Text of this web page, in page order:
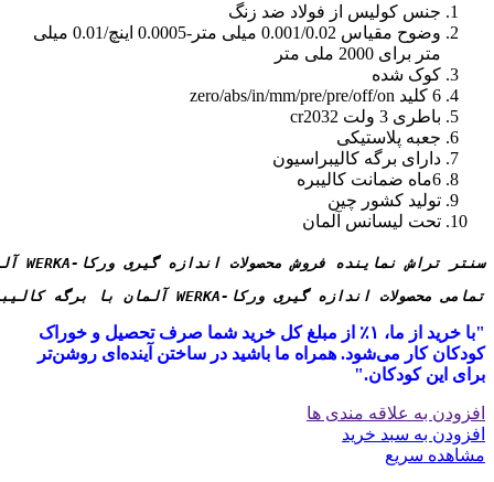
جنس کولیس از فولاد ضد زنگ
وضوح مقیاس 0.001/0.02 میلی متر-0.0005 اینچ/0.01 میلی
متر برای 2000 ملی متر
کوک شده
6 کلید zero/abs/in/mm/pre/pre/off/on
باطری 3 ولت cr2032
جعبه پلاستیکی
دارای برگه کالیبراسیون
6ماه ضمانت کالیبره
تولید کشور چین
تحت لیسانس آلمان
سنتر تراش نماینده فروش محصولات اندازه گیری ورکا-WERKA آلمان می باشد
تمامی محصولات اندازه گیری ورکا-WERKA آلمان با برگه کالیبراسیون معتبر و 6 ماه ضمانت کالیبره به مشتریان ارائه میگردد
"با خرید از ما، ۱٪ از مبلغ کل خرید شما صرف تحصیل و خوراک
کودکان کار می‌شود. همراه ما باشید در ساختن آینده‌ای روشن‌تر
برای این کودکان."
افزودن به علاقه مندی ها
افزودن به سبد خرید
مشاهده سریع